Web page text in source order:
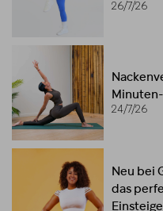
26/7/26
24/7/26
Neu bei
das